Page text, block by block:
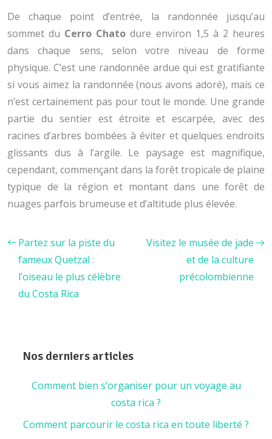
De chaque point d’entrée, la randonnée jusqu’au
sommet du Cerro Chato dure environ 1,5 à 2 heures
dans chaque sens, selon votre niveau de forme
physique. C’est une randonnée ardue qui est gratifiante
si vous aimez la randonnée (nous avons adoré), mais ce
n’est certainement pas pour tout le monde. Une grande
partie du sentier est étroite et escarpée, avec des
racines d’arbres bombées à éviter et quelques endroits
glissants dus à l’argile. Le paysage est magnifique,
cependant, commençant dans la forêt tropicale de plaine
typique de la région et montant dans une forêt de
nuages ​​parfois brumeuse et d’altitude plus élevée.
Partez sur la piste du
fameux Quetzal :
l’oiseau le plus célèbre
du Costa Rica
Visitez le musée de jade
et de la culture
précolombienne
Nos derniers articles
Comment bien s’organiser pour un voyage au
costa rica ?
Comment parcourir le costa rica en toute liberté ?